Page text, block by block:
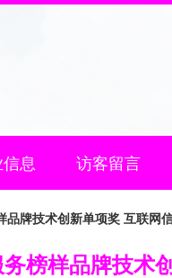
息 访客留言
牌技术创新单项奖 互联网
榜样品牌技术